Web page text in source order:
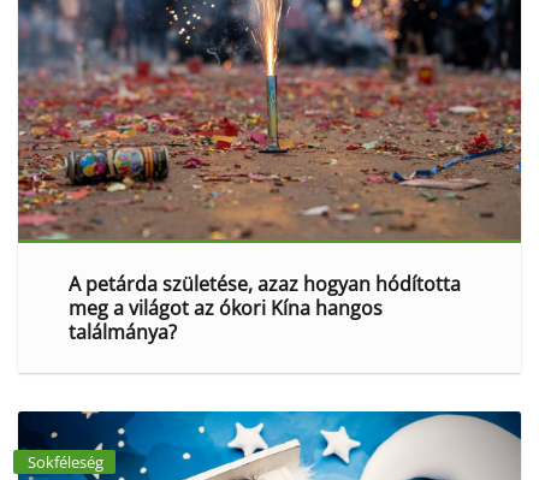
A petárda születése, azaz hogyan hódította
meg a világot az ókori Kína hangos
találmánya?
Sokféleség